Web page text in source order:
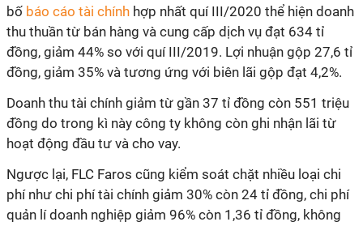
bố báo cáo tài chính hợp nhất quí III/2020 thể hiện doanh
thu thuần từ bán hàng và cung cấp dịch vụ đạt 634 tỉ
đồng, giảm 44% so với quí III/2019. Lợi nhuận gộp 27,6 tỉ
đồng, giảm 35% và tương ứng với biên lãi gộp đạt 4,2%.
Doanh thu tài chính giảm từ gần 37 tỉ đồng còn 551 triệu
đồng do trong kì này công ty không còn ghi nhận lãi từ
hoạt động đầu tư và cho vay.
Ngược lại, FLC Faros cũng kiểm soát chặt nhiều loại chi
phí như chi phí tài chính giảm 30% còn 24 tỉ đồng, chi phí
quản lí doanh nghiệp giảm 96% còn 1,36 tỉ đồng, không